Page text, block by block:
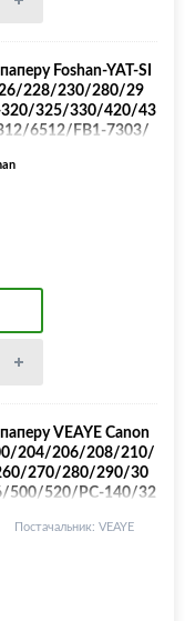
Foshan-YAT-SI
228/230/280/29
325/330/420/43
6512/FB1-7303/
VEAYE Canon
204/206/208/210/
270/280/290/30
520/PC-140/32
740/760/770/7
921/940/941/950/
6012/6112/621
FB1-7303/FB
Постачальник: VEAYE